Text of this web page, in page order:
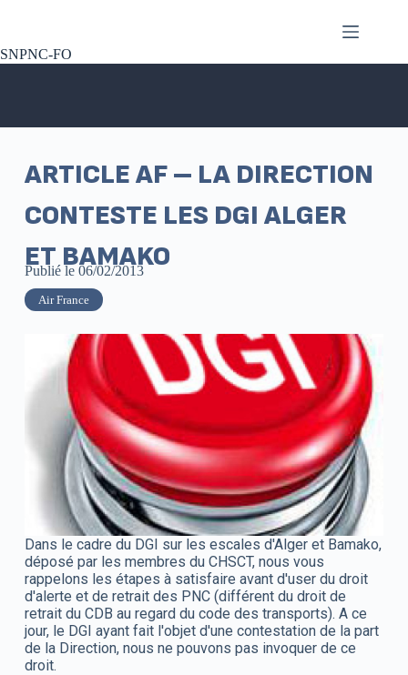
SNPNC-FO
ARTICLE AF – LA DIRECTION
CONTESTE LES DGI ALGER
ET BAMAKO
Publié le 06/02/2013
Air France
Dans le cadre du DGI sur les escales d'Alger et Bamako,
déposé par les membres du CHSCT, nous vous
rappelons les étapes à satisfaire avant d'user du droit
d'alerte et de retrait des PNC (différent du droit de
retrait du CDB au regard du code des transports). A ce
jour, le DGI ayant fait l'objet d'une contestation de la part
de la Direction, nous ne pouvons pas invoquer de ce
droit.